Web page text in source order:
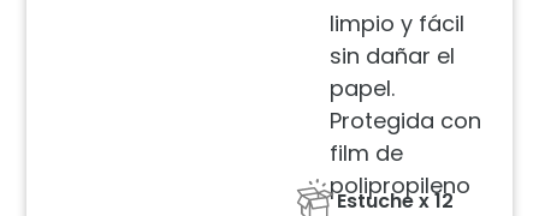
limpio y fácil
sin dañar el
papel.
Protegida con
film de
polipropileno
Estuche x 12